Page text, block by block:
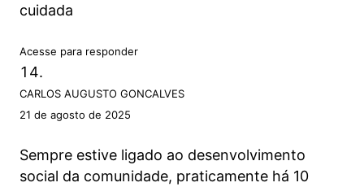
cuidada
Acesse para responder
CARLOS AUGUSTO GONCALVES
21 de agosto de 2025
Sempre estive ligado ao desenvolvimento
social da comunidade, praticamente há 10